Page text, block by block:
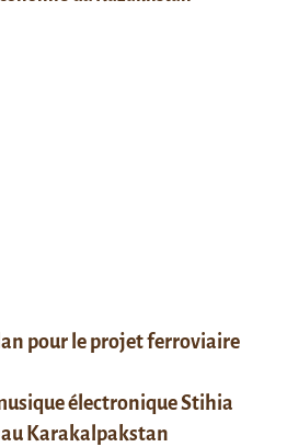
pour le projet ferroviaire
électronique Stihia
au Karakalpakstan